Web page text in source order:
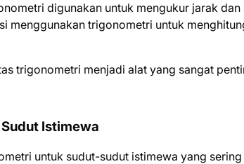
digunakan untuk mengukur jarak
menggunakan trigonometri untuk
trigonometri menjadi alat yang sangat
Istimewa
untuk sudut-sudut istimewa yang